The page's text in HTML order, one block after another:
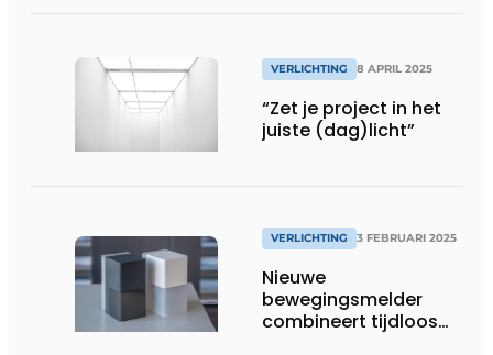
VERLICHTING 8 APRIL 2025
“Zet je project in het
juiste (dag)licht”
VERLICHTING 3 FEBRUARI 2025
Nieuwe
bewegingsmelder
combineert tijdloos